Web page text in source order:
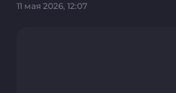
11 мая 2026, 12:07